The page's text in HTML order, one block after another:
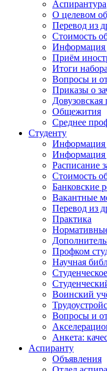
Аспирантура
О целевом
Перевод из
Стоимость
Информация
Приём
Итоги
Вопросы и
Приказы о
Довузовская
Общежития
Среднее
Студенту
Информация
Информация
Расписание
Стоимость
Банковские
Вакантные
Перевод из
Практика
Профком
Научная
Воинский
Вопросы и
Анкета:
Аспиранту
Объявления